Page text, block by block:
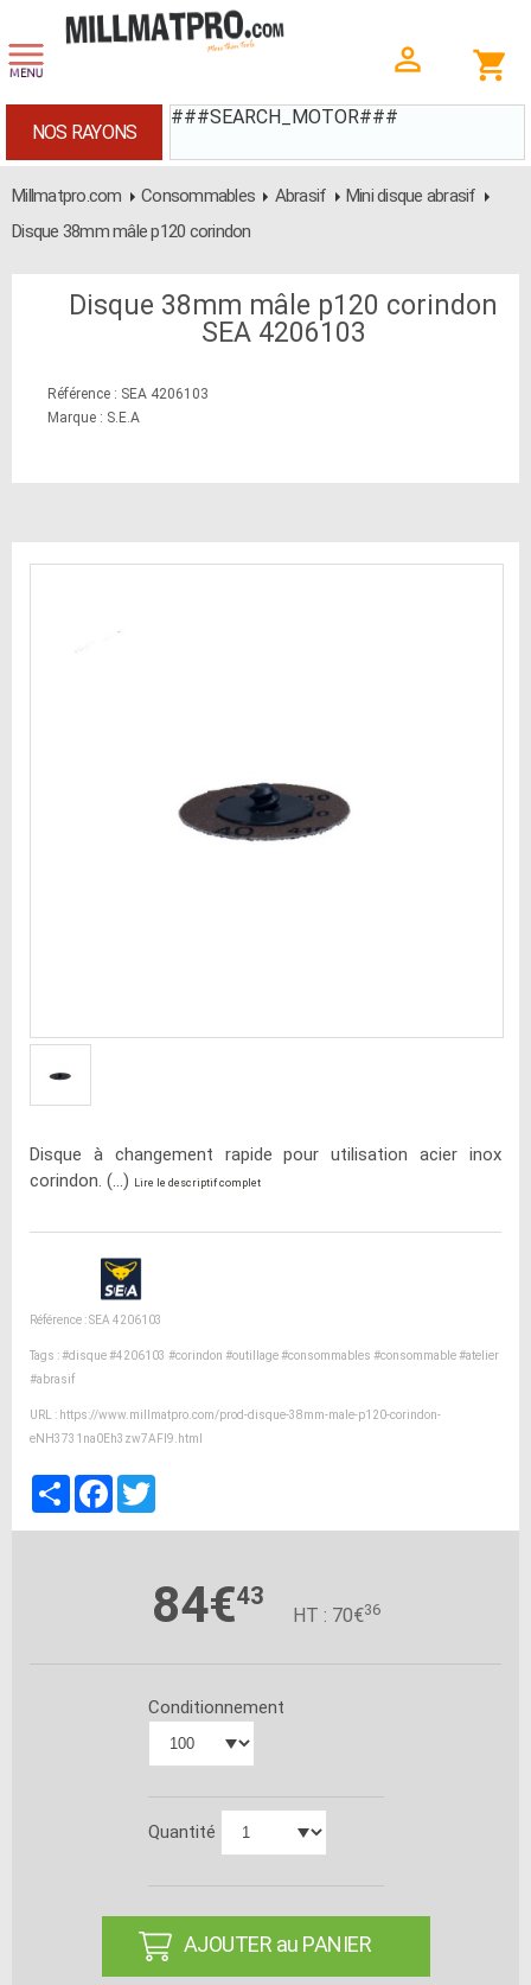
###SEARCH_MOTOR###
NOS RAYONS
Millmatpro.com Consommables Abrasif
Mini disque abrasif
Disque 38mm mâle p120 corindon
Disque 38mm mâle p120 corindon
SEA 4206103
Référence : SEA 4206103
Marque : S.E.A
Disque à changement rapide pour utilisation acier inox
corindon. (...)
Lire le descriptif complet
Référence : SEA 4206103
Tags :#disque#4206103 #corindon #outillage#consommables #consommable#atelier
#abrasif
URL : https://www.millmatpro.com/prod-disque-38mm-male-p120-corindon-
eNH3731na0Eh3zw7AFI9.html
PartagerFacebook
84€43
HT : 70€36
Conditionnement
Quantité
AJOUTER au PANIER